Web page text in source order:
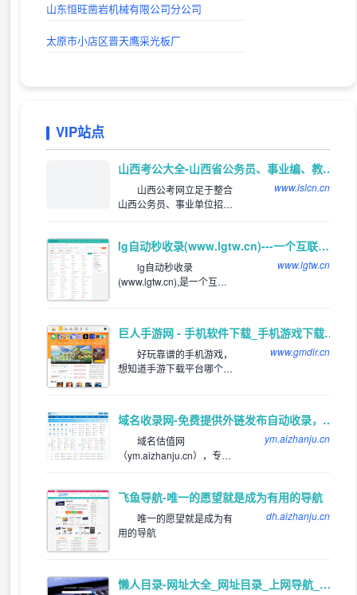
山东恒旺凿岩机械有限公司分公司
太原市小店区晋天鹰采光板厂
VIP站点
山西考公大全-山西省公务员、事业编、教师、三支一扶、特岗考试公告信息_及时发布平台
山西公考网立足于整合
山西公务员、事业单位招聘
考和公务员招录信息。关注
山西公务员招录、考试信
息，服务公考人群。
www.lslcn.cn
lg自动秒收录(www.lgtw.cn)---一个互联网的集合网址导航。
lg自动秒收录
(www.lgtw.cn),是一个互联
类型包括：综合网址，软件
下载网址，电影网址，新游
网址，体育网址，手机网
址，社交网址，汽车网址，
www.lgtw.cn
巨人手游网 - 手机软件下载_手机游戏下载_好玩的手机游戏
好玩靠谱的手机游戏，
想知道手游下载平台哪个
app，就来巨人手游网网体
验吧！
www.gmdir.cn
域名收录网-免费提供外链发布自动收录，来路自动排第一位,欢迎和本站自助交换友情链,增加网站的外链与收录。
域名估值网
（ym.aizhanju.cn），专注
为用户提供高效便捷的网址
存储和查询服务，同时提供
齐全且高质量的优秀名站导
航。
ym.aizhanju.cn
飞鱼导航-唯一的愿望就是成为有用的导航
唯一的愿望就是成为有
用的导航
dh.aizhanju.cn
懒人目录-网址大全_网址目录_上网导航_网站提交/登录入口